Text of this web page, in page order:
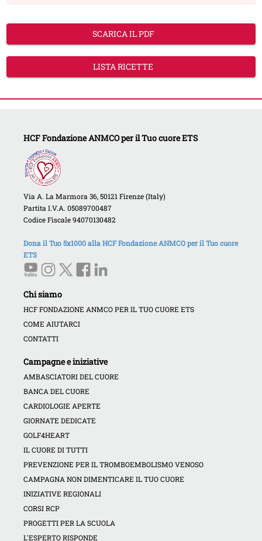
SCARICA IL PDF
LISTA RICETTE
HCF Fondazione ANMCO per il Tuo cuore ETS
Via A. La Marmora 36, 50121 Firenze (Italy)
Partita I.V.A. 05089700487
Codice Fiscale 94070130482
Dona il Tuo 5x1000 alla HCF Fondazione ANMCO per il Tuo cuore
ETS
Chi siamo
HCF FONDAZIONE ANMCO PER IL TUO CUORE ETS
COME AIUTARCI
CONTATTI
Campagne e iniziative
AMBASCIATORI DEL CUORE
BANCA DEL CUORE
CARDIOLOGIE APERTE
GIORNATE DEDICATE
GOLF4HEART
IL CUORE DI TUTTI
PREVENZIONE PER IL TROMBOEMBOLISMO VENOSO
CAMPAGNA NON DIMENTICARE IL TUO CUORE
INIZIATIVE REGIONALI
CORSI RCP
PROGETTI PER LA SCUOLA
L'ESPERTO RISPONDE